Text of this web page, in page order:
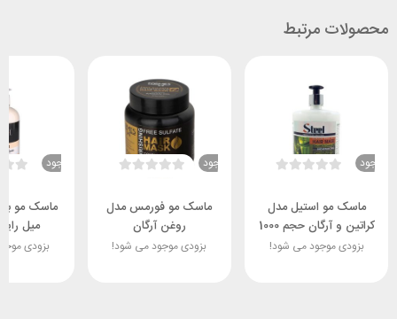
محصولات مرتبط
ناموجود
ماسک مو استیل مدل
کراتین و آرگان حجم 1000
میل
بزودی موجود می شود!
ناموجود
ماسک مو فورمس مدل
روغن آرگان
بزودی موجود می شود!
ناموجود
میل
بزودی